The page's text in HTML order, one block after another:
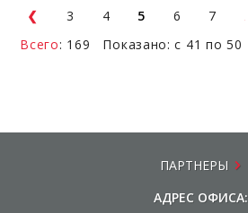
3 4 5 6
7
Всего: 169 Показано: с 41 по 50
ПАРТНЕРЫ
АДРЕС ОФИСА: